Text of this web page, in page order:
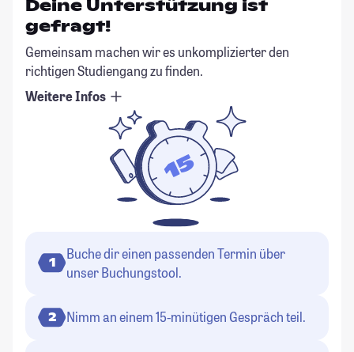
Deine Unterstützung ist
gefragt!
Gemeinsam machen wir es unkomplizierter den
richtigen Studiengang zu finden.
Weitere Infos
1
Buche dir einen passenden Termin über
unser Buchungstool.
2 Nimm an einem 15-minütigen Gespräch teil.